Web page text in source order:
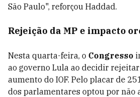
São Paulo", reforçou Haddad.
Rejeição da MP e impacto
Nesta quarta-feira, o Congresso
ao governo Lula ao decidir
aumento do IOF. Pelo placar de
dos parlamentares optou por não